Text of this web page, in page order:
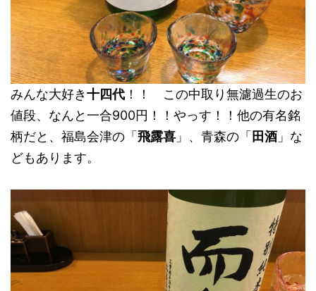
みんな大好き十四代 ！！ この中取り無濾過生のお
値段、なんと一合900円！！やっす！！他の有名銘
柄だと、福島会津の「飛露喜 」、青森の「田酒 」な
どもあります。